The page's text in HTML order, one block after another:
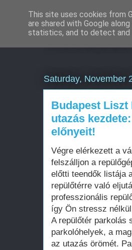
Saturday, November
Budapest Liszt
utazás
előnyeit!
Végre elérkezett a
felszálljon a
előtti teendők listája
repülőtérre való
professzionális
így Ön stressz
A repülőtér parkolás
parkolóhelyek, a
az utazás örömét.
This site uses cookies from
are shared with Google
statistics, and to detect and